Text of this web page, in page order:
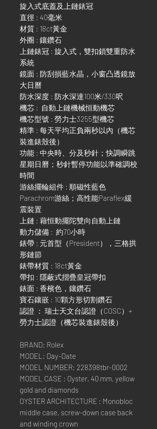
旋入式底蓋及上鏈錶冠
直徑 : 40毫米
材質 : 18ct黃金
外圈 : 鑲鑽石
上鏈錶冠 : 旋入式，雙扣鎖雙重防水
系統
鏡面 : 防刮損藍水晶，小窗凸透鏡放
大日曆
防水深度 : 防水深達100米/330呎
機芯 : 自動上鏈機械恒動機芯
機芯型號 : 勞力士3255型機芯
精準 : 每天平均正負兩秒以內（機芯
裝進錶殼後）
功能 : 中央時、分及秒針；快調瞬跳
星期日曆；秒針暫停功能以準確調校
時間
游絲擺輪組件 : 順磁性藍色
Parachrom游絲；高性能Paraflex緩
震裝置
上鏈 : 藉恒動擺陀雙向自動上鏈
動力儲備 : 約70小時
錶帶 : 元首型（President），三格拱
形鏈節
錶帶材質 : 18ct黃金
帶扣 : 隱蔽式摺疊皇冠帶扣
錶面 : 香檳色，鑲鑽石
寶石鑲嵌 : 10顆方形切割鑽石
認證 ： 瑞士天文台認證（COSC）+
勞力士認證（機芯裝進錶殼後）
BRAND: Rolex
MODEL: Day-Date
MODEL NUMBER: 228398tbr-0002
MODEL CASE : Oyster, 40 mm, yellow
gold and diamonds
OYSTER ARCHITECTURE : Monobloc
middle case, screw-down case back
and winding crown